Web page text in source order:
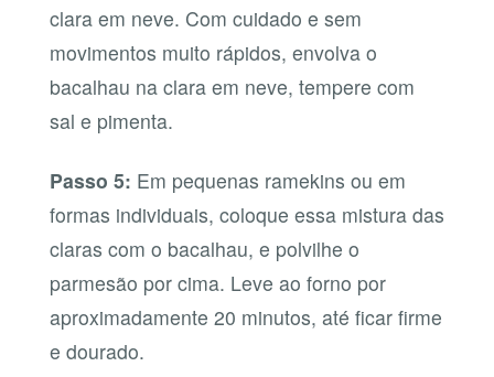
clara em neve. Com cuidado e sem
movimentos muito rápidos, envolva o
bacalhau na clara em neve, tempere com
sal e pimenta.
Passo 5: Em pequenas ramekins ou em
formas individuais, coloque essa mistura das
claras com o bacalhau, e polvilhe o
parmesão por cima. Leve ao forno por
aproximadamente 20 minutos, até ficar firme
e dourado.